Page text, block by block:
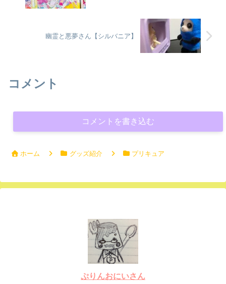
幽霊と悪夢さん【シルバニア】
コメント
コメントを書き込む
ホーム グッズ紹介 プリキュア
ぷりんおにいさん